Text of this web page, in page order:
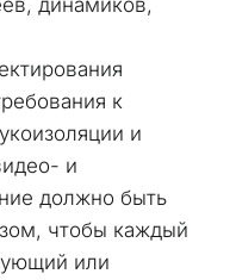
динамиков,
к
и
и
должно быть
чтобы каждый
или